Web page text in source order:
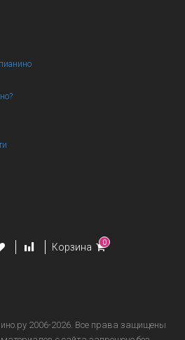
Корзина 0
2006-2026. Все права защищены